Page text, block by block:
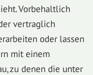
Vorbehaltlich
vertraglich
oder lassen
mit einem
zu denen die unter